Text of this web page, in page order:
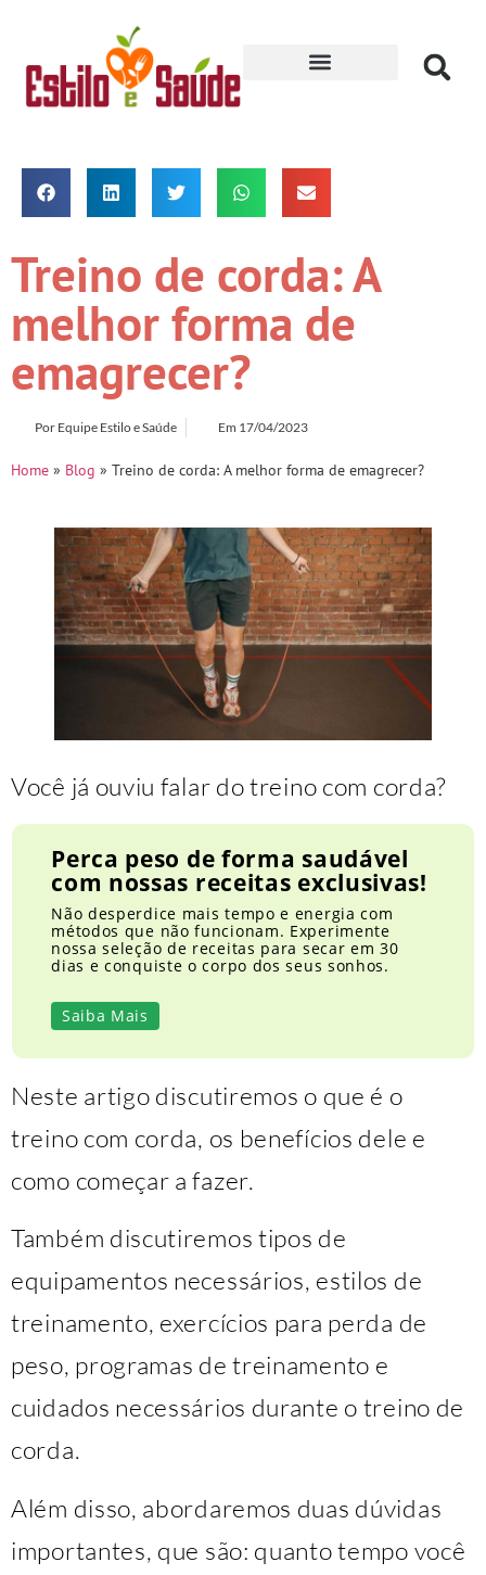
Treino de corda: A
melhor forma de
emagrecer?
Por Equipe Estilo e Saúde Em 17/04/2023
Home » Blog » Treino de corda: A melhor forma de emagrecer?
Você já ouviu falar do treino com corda?
Perca peso de forma saudável
com nossas receitas exclusivas!
Não desperdice mais tempo e energia com
métodos que não funcionam. Experimente
nossa seleção de receitas para secar em 30
dias e conquiste o corpo dos seus sonhos.
Saiba Mais
Neste artigo discutiremos o que é o
treino com corda, os benefícios dele e
como começar a fazer.
Também discutiremos tipos de
equipamentos necessários, estilos de
treinamento, exercícios para perda de
peso, programas de treinamento e
cuidados necessários durante o treino de
corda.
Além disso, abordaremos duas dúvidas
importantes, que são: quanto tempo você